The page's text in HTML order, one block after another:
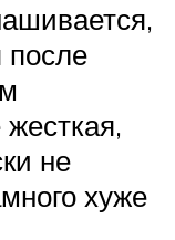
после
не
хуже